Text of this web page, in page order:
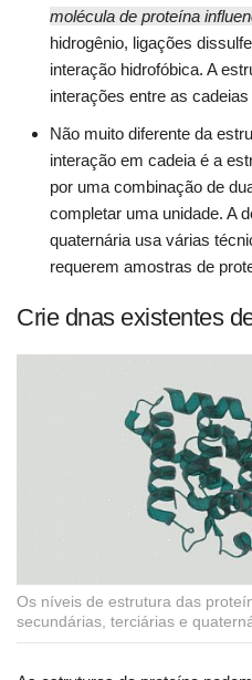
molécula de proteína
hidrogênio, ligações
interação hidrofóbica. A
interações entre as cadeias
Não muito diferente da
interação em cadeia é a
por uma combinação de
completar uma unidade. A
quaternária usa várias
requerem amostras de
Crie dnas existentes
Os níveis de estrutura das
secundárias, terciárias e